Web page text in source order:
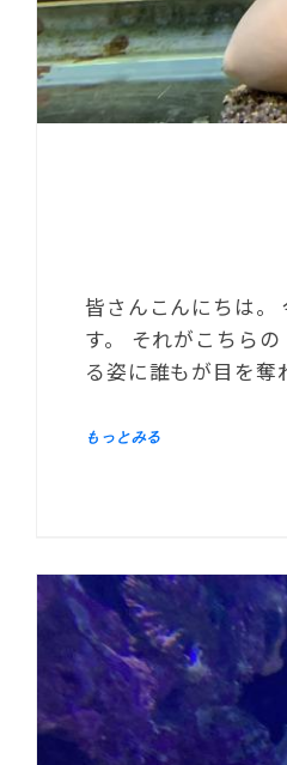
皆さんこんにちは。
す。 それがこちら
る姿に誰もが目を奪